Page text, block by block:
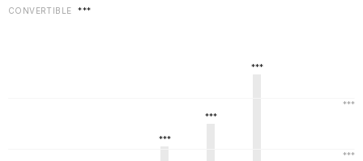
CONVERTIBLE ***